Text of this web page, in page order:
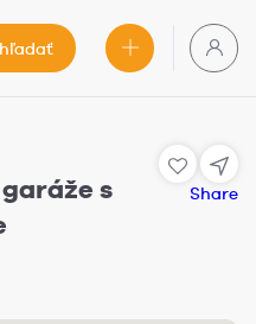
s
Share